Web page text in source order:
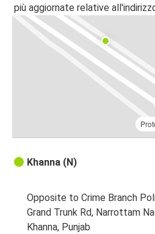
più aggiornate relative
Khanna (N)
Opposite to Crime Branch
Grand Trunk Rd, Narrottam
Khanna, Punjab